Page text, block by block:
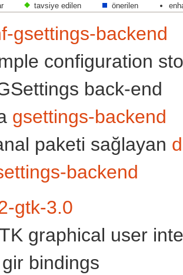
tavsiye edilen önerilen
gsettings-backend
configuration
back-end
gsettings-backend
paketi sağlayan
backend
gtk-3.0
graphical user
bindings